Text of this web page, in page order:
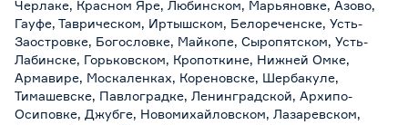
Черлаке, Красном Яре, Любинском, Марьяновке, Азово,
Гауфе, Таврическом, Иртышском, Белореченске, Усть-
Заостровке, Богословке, Майкопе, Сыропятском, Усть-
Лабинске, Горьковском, Кропоткине, Нижней Омке,
Армавире, Москаленках, Кореновске, Шербакуле,
Тимашевске, Павлоградке, Ленинградской, Архипо-
Осиповке, Джубге, Новомихайловском, Лазаревском,